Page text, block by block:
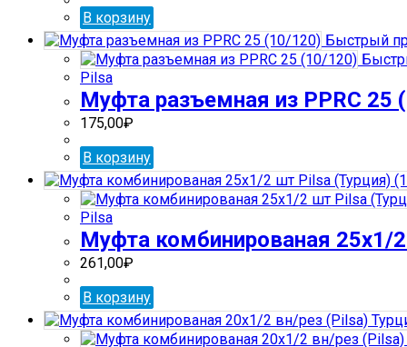
В корзину
Быстрый
Pilsa
Муфта разъемная из PPRC 25
175,00₽
В корзину
Pilsa
Муфта комбинированая 25х1/
261,00₽
В корзину